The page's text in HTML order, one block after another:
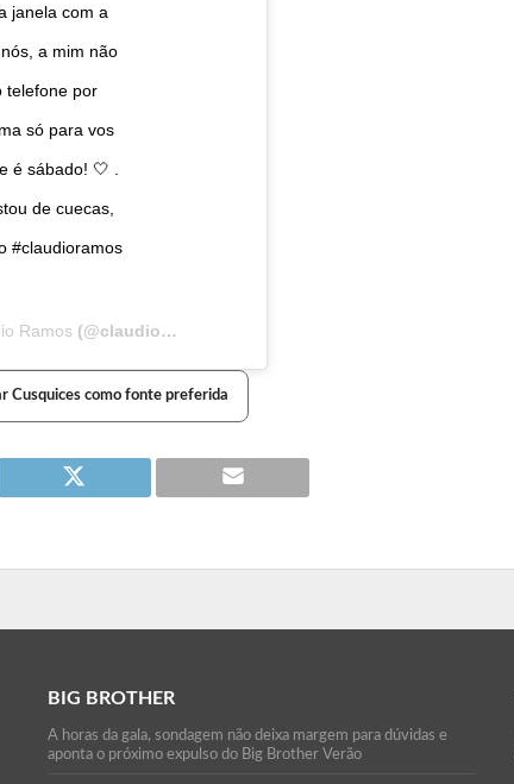
janela com a
a mim não
telefone por
só para vos
é sábado! 🤍 .
de cuecas,
#claudioramos
Ramos (@claudio_ramos) a
Cusquices como fonte preferida
BIG BROTHER
A horas da gala, sondagem não deixa margem para dúvidas e
aponta o próximo expulso do Big Brother Verão